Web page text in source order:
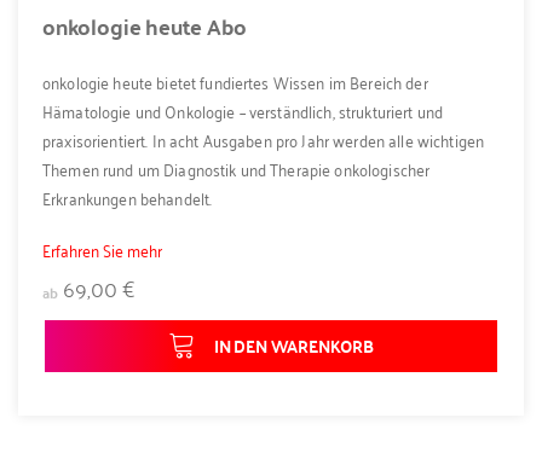
onkologie heute Abo
onkologie heute bietet fundiertes Wissen im Bereich der
Hämatologie und Onkologie – verständlich, strukturiert und
praxisorientiert. In acht Ausgaben pro Jahr werden alle wichtigen
Themen rund um Diagnostik und Therapie onkologischer
Erkrankungen behandelt.
Erfahren Sie mehr
ab 69,00 €
IN DEN WARENKORB